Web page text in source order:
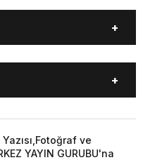
HABERLER
3. SAYFA KÜLTÜR
HABER
HABERLER
ve
YAYIN GURUBU'na